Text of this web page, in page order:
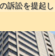
訴訟を提起